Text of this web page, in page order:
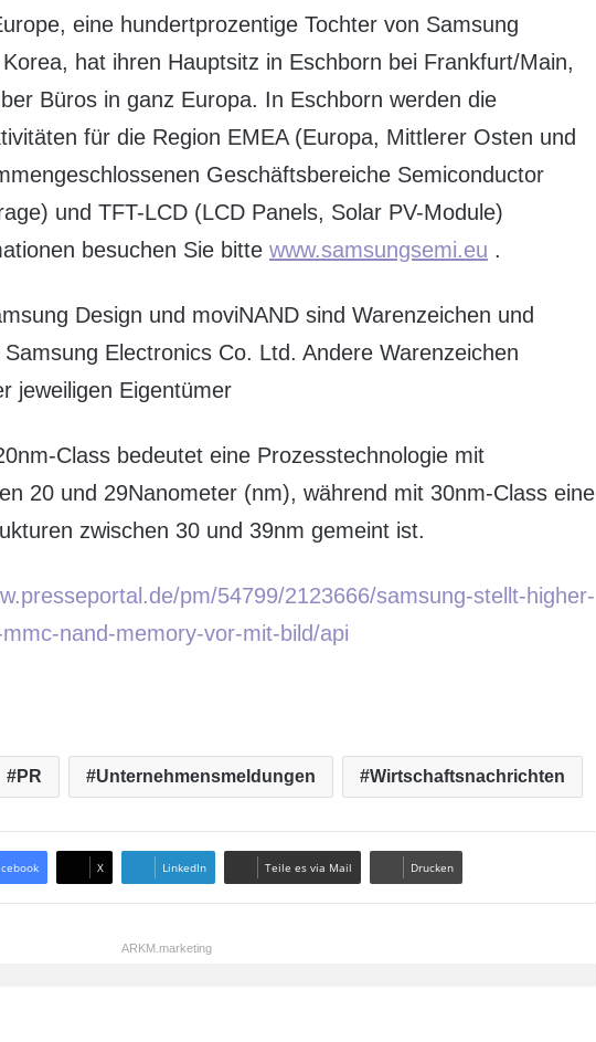
eine hundertprozentige Tochter von Samsung
hat ihren Hauptsitz in Eschborn bei Frankfurt/Main,
Büros in ganz Europa. In Eschborn werden die
für die Region EMEA (Europa, Mittlerer Osten und
Geschäftsbereiche Semiconductor
und TFT-LCD (LCD Panels, Solar PV-Module)
besuchen Sie bitte www.samsungsemi.eu .
Design und moviNAND sind Warenzeichen und
Electronics Co. Ltd. Andere Warenzeichen
jeweiligen Eigentümer
Class bedeutet eine Prozesstechnologie mit
20 und 29Nanometer (nm), während mit 30nm-Class eine
zwischen 30 und 39nm gemeint ist.
pm/54799/2123666/samsung-stellt-higher-
nand-memory-vor-mit-bild/api
PR Unternehmensmeldungen Wirtschaftsnachrichten
X LinkedIn Teile es via Mail Drucken
ARKM.marketing